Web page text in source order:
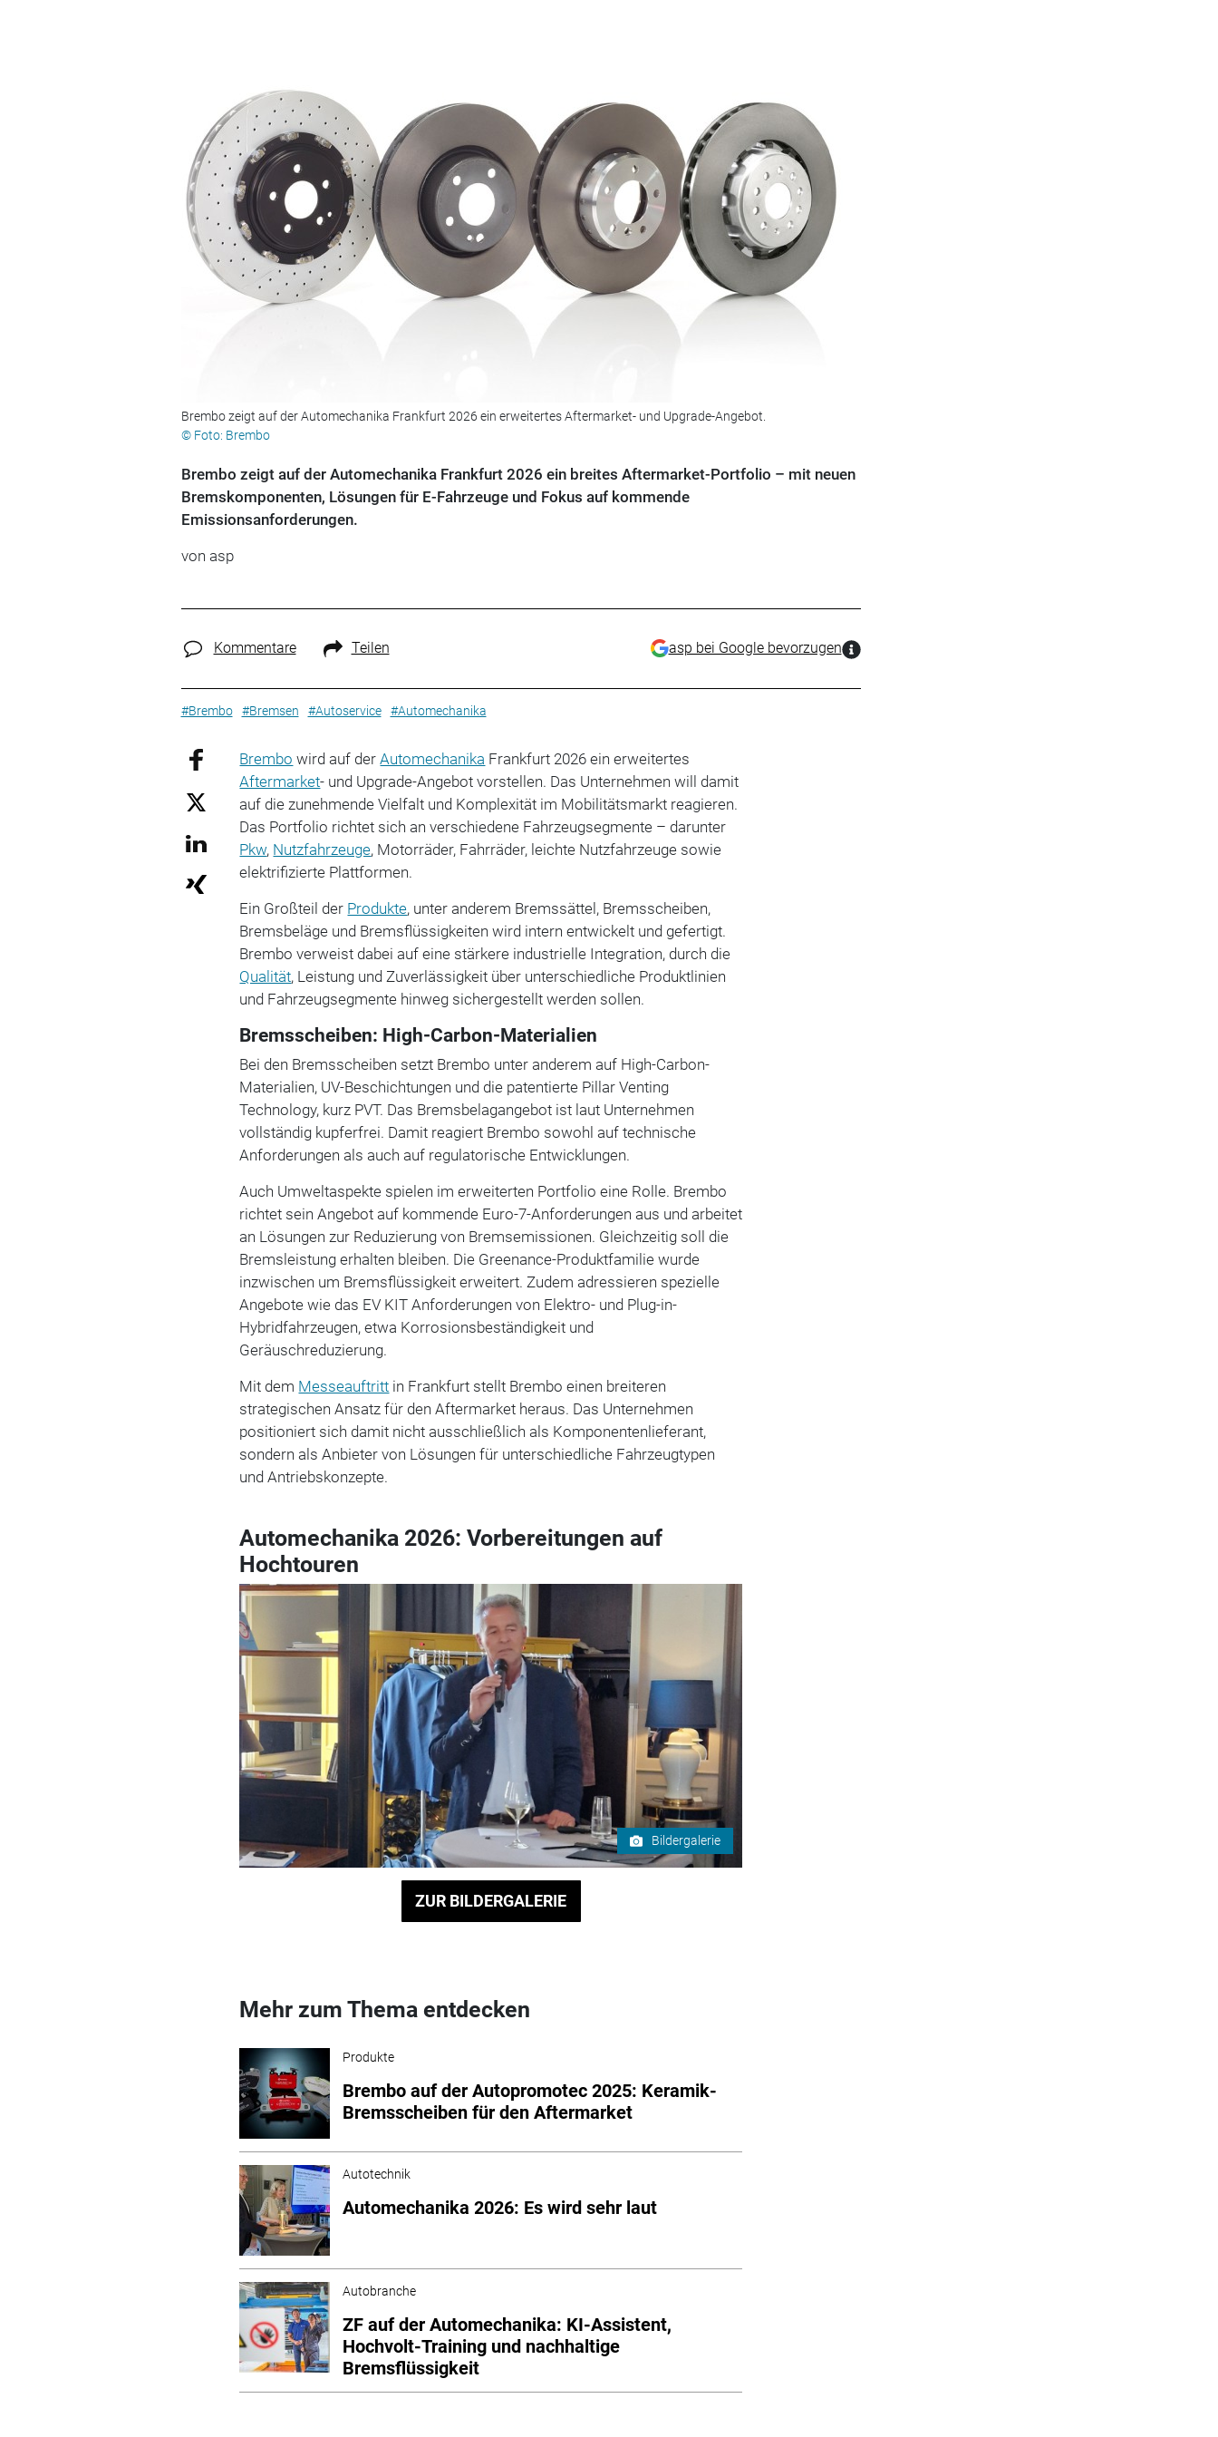
Brembo zeigt auf der Automechanika Frankfurt 2026 ein erweitertes Aftermarket- und Upgrade-Angebot.
© Foto: Brembo
Brembo zeigt auf der Automechanika Frankfurt 2026 ein breites Aftermarket-Portfolio – mit neuen
Bremskomponenten, Lösungen für E-Fahrzeuge und Fokus auf kommende
Emissionsanforderungen.
von asp
Kommentare Teilen asp bei Google bevorzugen
#Brembo #Bremsen #Autoservice #Automechanika
Brembo wird auf derAutomechanika Frankfurt 2026 ein erweitertes
Aftermarket- und Upgrade-Angebot vorstellen. Das Unternehmen will damit
auf die zunehmende Vielfalt und Komplexität im Mobilitätsmarkt reagieren.
Das Portfolio richtet sich an verschiedene Fahrzeugsegmente – darunter
Pkw, Nutzfahrzeuge, Motorräder, Fahrräder, leichte Nutzfahrzeuge sowie
elektrifizierte Plattformen.
Ein Großteil der Produkte, unter anderem Bremssättel, Bremsscheiben,
Bremsbeläge und Bremsflüssigkeiten wird intern entwickelt und gefertigt.
Brembo verweist dabei auf eine stärkere industrielle Integration, durch die
Qualität, Leistung und Zuverlässigkeit über unterschiedliche Produktlinien
und Fahrzeugsegmente hinweg sichergestellt werden sollen.
Bremsscheiben: High-Carbon-Materialien
Bei den Bremsscheiben setzt Brembo unter anderem auf High-Carbon-
Materialien, UV-Beschichtungen und die patentierte Pillar Venting
Technology, kurz PVT. Das Bremsbelagangebot ist laut Unternehmen
vollständig kupferfrei. Damit reagiert Brembo sowohl auf technische
Anforderungen als auch auf regulatorische Entwicklungen.
Auch Umweltaspekte spielen im erweiterten Portfolio eine Rolle. Brembo
richtet sein Angebot auf kommende Euro-7-Anforderungen aus und arbeitet
an Lösungen zur Reduzierung von Bremsemissionen. Gleichzeitig soll die
Bremsleistung erhalten bleiben. Die Greenance-Produktfamilie wurde
inzwischen um Bremsflüssigkeit erweitert. Zudem adressieren spezielle
Angebote wie das EV KIT Anforderungen von Elektro- und Plug-in-
Hybridfahrzeugen, etwa Korrosionsbeständigkeit und
Geräuschreduzierung.
Mit dem Messeauftritt in Frankfurt stellt Brembo einen breiteren
strategischen Ansatz für den Aftermarket heraus. Das Unternehmen
positioniert sich damit nicht ausschließlich als Komponentenlieferant,
sondern als Anbieter von Lösungen für unterschiedliche Fahrzeugtypen
und Antriebskonzepte.
Automechanika 2026: Vorbereitungen auf
Hochtouren
Bildergalerie
ZUR BILDERGALERIE
Mehr zum Thema entdecken
Produkte
Brembo auf der Autopromotec 2025: Keramik-
Bremsscheiben für den Aftermarket
Autotechnik
Automechanika 2026: Es wird sehr laut
Autobranche
ZF auf der Automechanika: KI-Assistent,
Hochvolt-Training und nachhaltige
Bremsflüssigkeit